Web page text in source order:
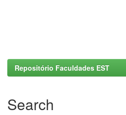
Repositório Faculdades EST
Search